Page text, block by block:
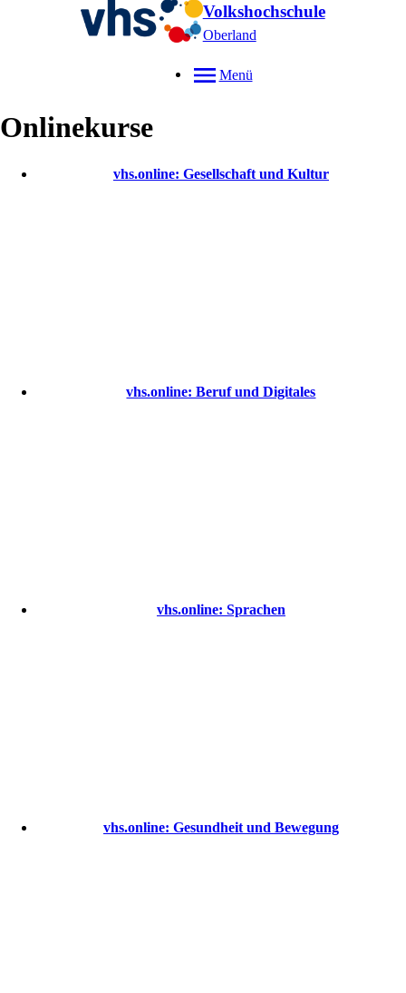
Volkshochschule
Oberland
Menü
Onlinekurse
vhs.online: Gesellschaft und Kultur
vhs.online: Beruf und Digitales
vhs.online: Sprachen
vhs.online: Gesundheit und Bewegung